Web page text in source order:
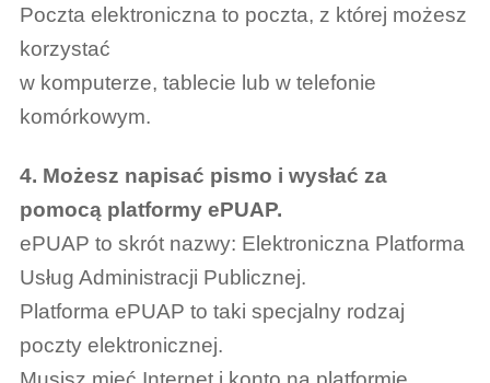
Poczta elektroniczna to poczta, z której możesz
korzystać
w komputerze, tablecie lub w telefonie
komórkowym.
4. Możesz napisać pismo i wysłać za
pomocą platformy ePUAP.
ePUAP to skrót nazwy: Elektroniczna Platforma
Usług Administracji Publicznej.
Platforma ePUAP to taki specjalny rodzaj
poczty elektronicznej.